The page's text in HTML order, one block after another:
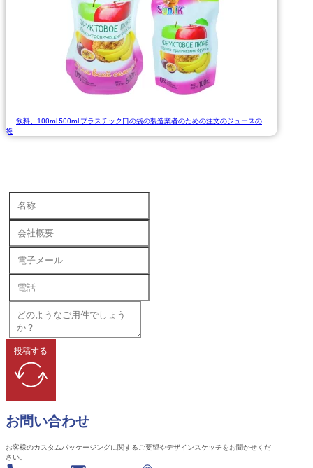
飲料、100ml 500ml プラスチック口の袋の製造業者のための注文のジュースの
袋
投稿する
お問い合わせ
お客様のカスタムパッケージングに関するご要望やデザインスケッチをお聞かせくだ
さい。